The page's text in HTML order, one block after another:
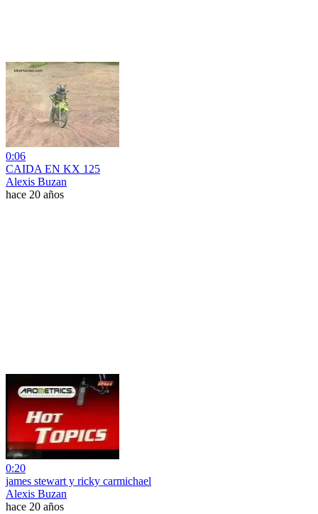
0:06
CAIDA EN KX 125
Alexis Buzan
hace 20 años
0:20
james stewart y ricky carmichael
Alexis Buzan
hace 20 años